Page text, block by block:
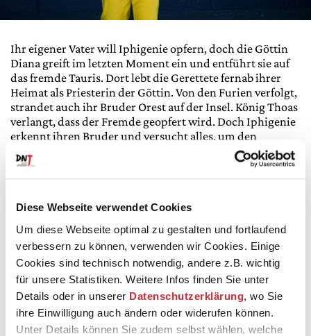
Diese Webseite verwendet Cookies
Um diese Webseite optimal zu gestalten und fortlaufend
verbessern zu können, verwenden wir Cookies. Einige
Cookies sind technisch notwendig, andere z.B. wichtig
für unsere Statistiken. Weitere Infos finden Sie unter
Details oder in unserer Datenschutzerklärung, wo Sie
ihre Einwilligung auch ändern oder widerufen können.
Unter Details können Sie zudem selbst wählen, welche
Ihr eigener Vater will Iphigenie opfern, doch die Göttin
Diana greift im letzten Moment ein und entführt sie auf
das fremde Tauris. Dort lebt die Gerettete fernab ihrer
Heimat als Priesterin der Göttin. Von den Furien verfolgt,
strandet auch ihr Bruder Orest auf der Insel. König Thoas
verlangt, dass der Fremde geopfert wird. Doch Iphigenie
erkennt ihren Bruder und versucht alles, um den
blutigen Brauch zu beenden und den Fluch ihrer Familie
zu brechen. Goethe selbst bezeichnete sein Meisterwerk
der Weimarer Klassik als »verteufelt human«. Bis heute
Friedens und den Beginn des klassischen Zeitalters in der
Literatur.
Miriam Ibrahim begeistert durch ihr ritualhaftes
Zusammenspiel der Theatermittel. Die Regisseurin
erarbeitet mit der Autorin Julienne De Muirier eine neue
Perspektive auf Goethes Klassiker: als Übung gewaltlosen
Widerstands, als Ausweg aus den Zwängen der
Vergangenheit und als Begegnung mit dem Fremden.